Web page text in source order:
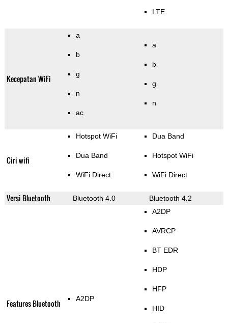
LTE
Kecepatan WiFi
a
b
g
n
ac
a
b
g
n
Ciri wifi
Hotspot WiFi
Dua Band
WiFi Direct
Dua Band
Hotspot WiFi
WiFi Direct
Versi Bluetooth Bluetooth 4.0 Bluetooth 4.2
Features Bluetooth A2DP
A2DP
AVRCP
BT EDR
HDP
HFP
HID